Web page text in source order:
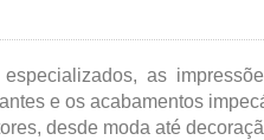
as
e os acabamentos
desde moda até